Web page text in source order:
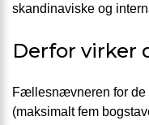
skandinaviske og
Derfor virker
Fællesnævneren for de
(maksimalt fem